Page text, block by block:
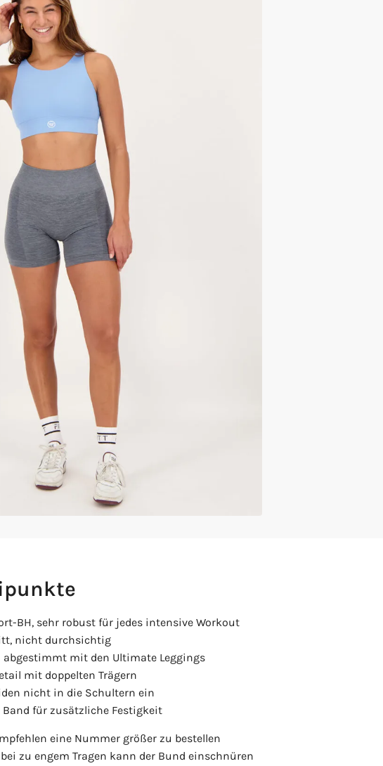
BH, sehr robust für jedes intensive Workout
nicht durchsichtig
abgestimmt mit den Ultimate Leggings
mit doppelten Trägern
nicht in die Schultern ein
Band für zusätzliche Festigkeit
eine Nummer größer zu bestellen
zu engem Tragen kann der Bund einschnüren